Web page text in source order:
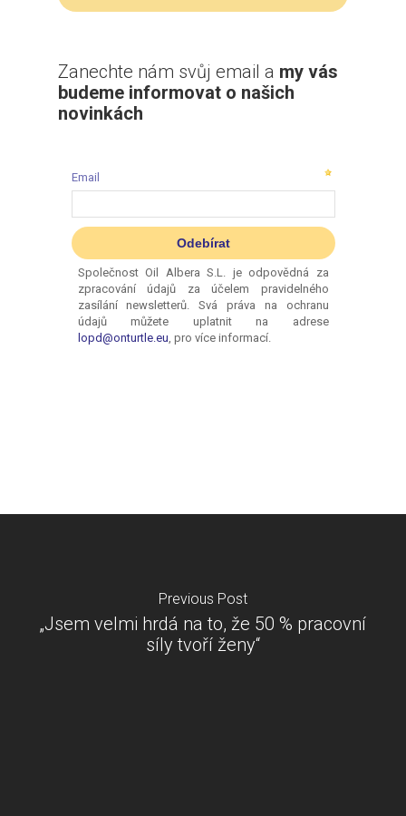
Zanechte nám svůj email a my vás
budeme informovat o našich
novinkách
Previous Post
„Jsem velmi hrdá na to, že 50 % pracovní
síly tvoří ženy“